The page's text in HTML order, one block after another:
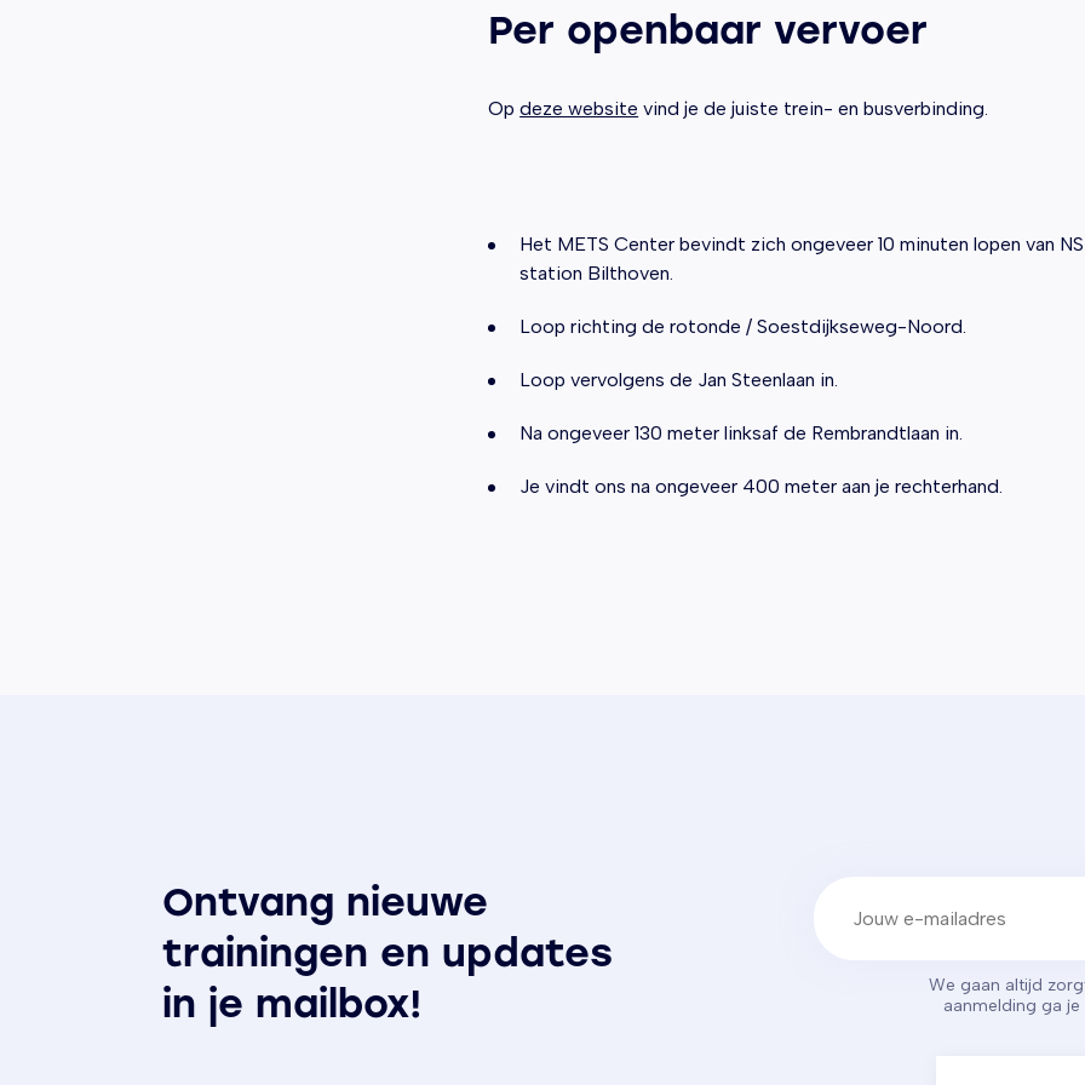
Per openbaar vervoer
Opdeze website vind je de juiste trein- en busverbinding.
Het METS Center bevindt zich ongeveer 10 minuten lopen van
station Bilthoven.
Loop richting de rotonde / Soestdijkseweg-Noord.
Loop vervolgens de Jan Steenlaan in.
Na ongeveer 130 meter linksaf de Rembrandtlaan in.
Je vindt ons na ongeveer 400 meter aan je rechterhand.
Ontvang nieuwe
trainingen en updates
in je mailbox!
We gaan altijd
aanmelding ga